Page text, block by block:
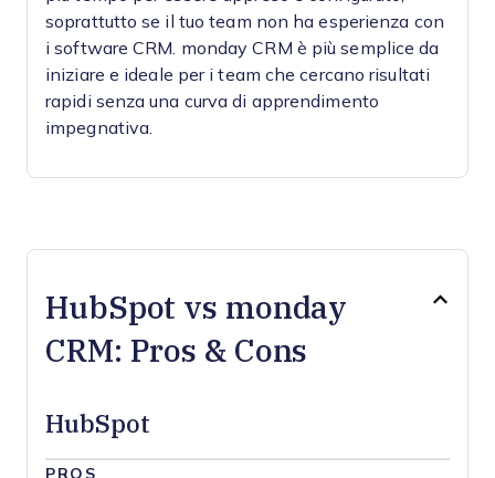
soprattutto se il tuo team non ha esperienza con
i software CRM. monday CRM è più semplice da
iniziare e ideale per i team che cercano risultati
rapidi senza una curva di apprendimento
impegnativa.
HubSpot vs monday
CRM: Pros & Cons
HubSpot
PROS